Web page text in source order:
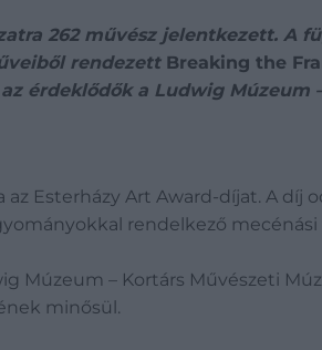
262 művész jelentkezett. A
rendezett Breaking the
érdeklődők a Ludwig Múzeum
Esterházy Art Award-díjat. A díj
rendelkező
Múzeum – Kortárs Művészeti
minősül.